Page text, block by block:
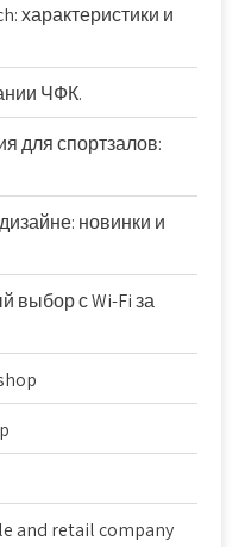
характеристики и
ЧФК.
для спортзалов:
новинки и
выбор с Wi-Fi за
and retail company